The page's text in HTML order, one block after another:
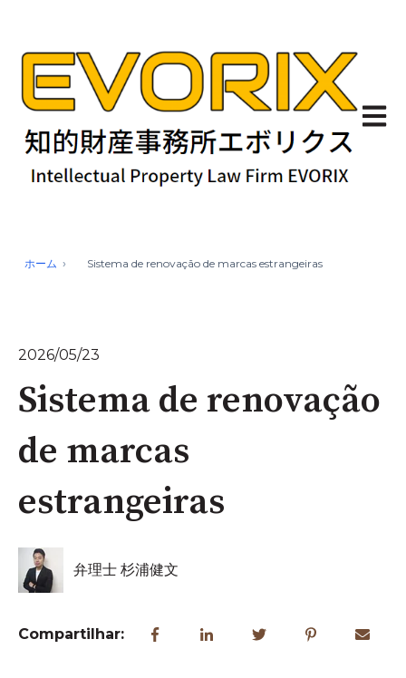
Abrir
ホーム Sistema de renovação de marcas estrangeiras
2026/05/23
Sistema de renovação
de marcas
estrangeiras
弁理士 杉浦健文
Compartilhar: